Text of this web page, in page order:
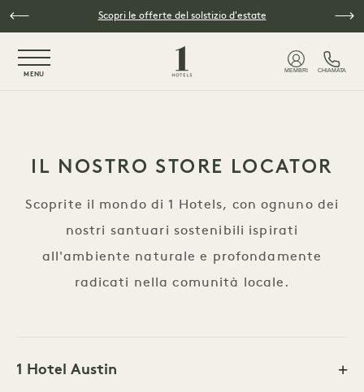
Vai al contenuto principale
Scopri le offerte del solstizio d'estate
MENU
MEMBRI CHIAMATA
IL NOSTRO STORE LOCATOR
Scoprite il mondo di 1 Hotels, con ognuno dei
nostri santuari sostenibili ispirati
all'ambiente naturale e profondamente
radicati nella comunità locale.
1 Hotel Austin